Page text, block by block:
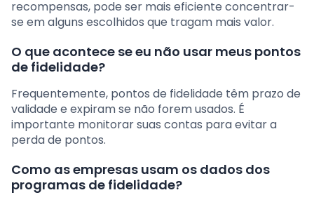
recompensas, pode ser mais eficiente concentrar-
se em alguns escolhidos que tragam mais valor.
O que acontece se eu não usar meus pontos
de fidelidade?
Frequentemente, pontos de fidelidade têm prazo de
validade e expiram se não forem usados. É
importante monitorar suas contas para evitar a
perda de pontos.
Como as empresas usam os dados dos
programas de fidelidade?